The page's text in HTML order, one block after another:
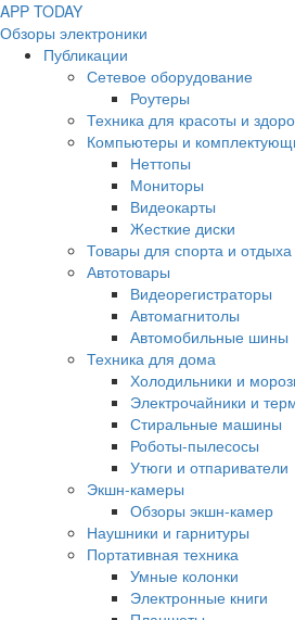
APP TODAY
Обзоры электроники
Публикации
Сетевое оборудование
Роутеры
Техника для красоты и
Компьютеры и
Неттопы
Мониторы
Видеокарты
Жесткие диски
Товары для спорта и отдыха
Автотовары
Видеорегистраторы
Автомагнитолы
Автомобильные шины
Техника для дома
Холодильники и
Электрочайники и
Стиральные машины
Роботы-пылесосы
Утюги и отпариватели
Экшн-камеры
Обзоры экшн-камер
Наушники и гарнитуры
Портативная техника
Умные колонки
Электронные книги